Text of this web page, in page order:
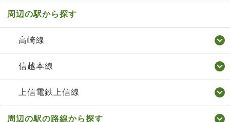
周辺の駅から探す
高崎線
信越本線
上信電鉄上信線
周辺の駅の路線から探す